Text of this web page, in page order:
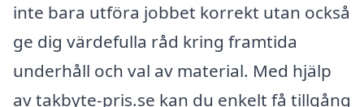
inte bara utföra jobbet korrekt utan också
ge dig värdefulla råd kring framtida
underhåll och val av material. Med hjälp
av takbyte-pris.se kan du enkelt få tillgång